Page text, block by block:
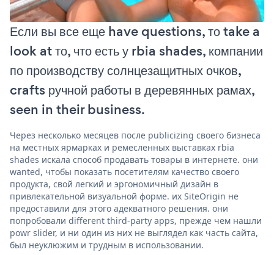
Если вы все еще have questions, то take a
look at то, что есть у rbia shades, компании
по производству солнцезащитных очков,
crafts ручной работы в деревянных рамах,
seen in their business.
Через несколько месяцев после publicizing своего бизнеса
на местных ярмарках и ремесленных выставках rbia
shades искала способ продавать товары в интернете. они
wanted, чтобы показать посетителям качество своего
продукта, свой легкий и эргономичный дизайн в
привлекательной визуальной форме. их SiteOrigin не
предоставили для этого адекватного решения. они
попробовали different third-party apps, прежде чем нашли
powr slider, и ни один из них не выглядел как часть сайта,
был неуклюжим и трудным в использовании.